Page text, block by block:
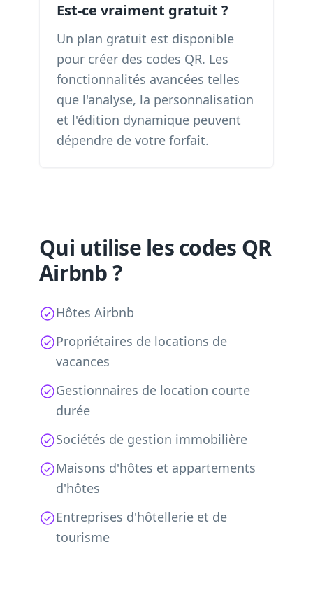
Est-ce vraiment gratuit ?
Un plan gratuit est disponible
pour créer des codes QR. Les
fonctionnalités avancées telles
que l'analyse, la personnalisation
et l'édition dynamique peuvent
dépendre de votre forfait.
Qui utilise les codes QR
Airbnb ?
Hôtes Airbnb
Propriétaires de locations de
vacances
Gestionnaires de location courte
durée
Sociétés de gestion immobilière
Maisons d'hôtes et appartements
d'hôtes
Entreprises d'hôtellerie et de
tourisme